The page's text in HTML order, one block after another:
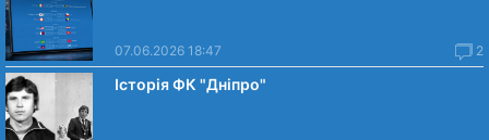
07.06.2026 18:47 2
Історія ФК "Дніпро"